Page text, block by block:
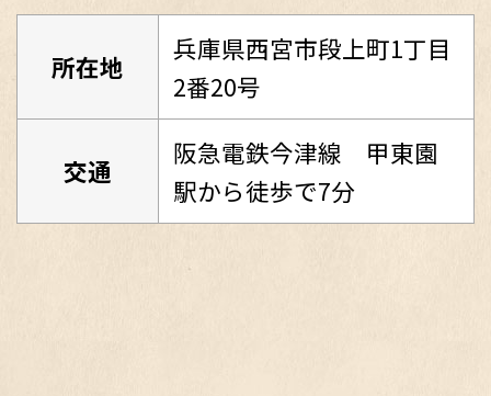
所在地
兵庫県西宮市段上町1丁目
2番20号
交通
阪急電鉄今津線 甲東園
駅から徒歩で7分